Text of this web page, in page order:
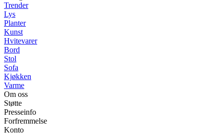
Trender
Lys
Planter
Kunst
Hvitevarer
Bord
Stol
Sofa
Kjøkken
Varme
Om oss
Støtte
Presseinfo
Forfremmelse
Konto